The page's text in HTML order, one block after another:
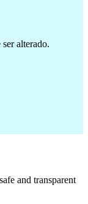
alterado.
and transparent